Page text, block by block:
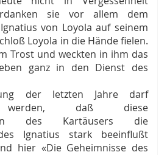
sie vor allem dem
von Loyola auf seinem
Loyola in die Hände fielen.
Trost und weckten in ihm das
ganz in den Dienst des
der letzten Jahre darf
werden, daß diese
des Kartäusers die
Ignatius stark beeinflußt
hier «Die Geheimnisse des